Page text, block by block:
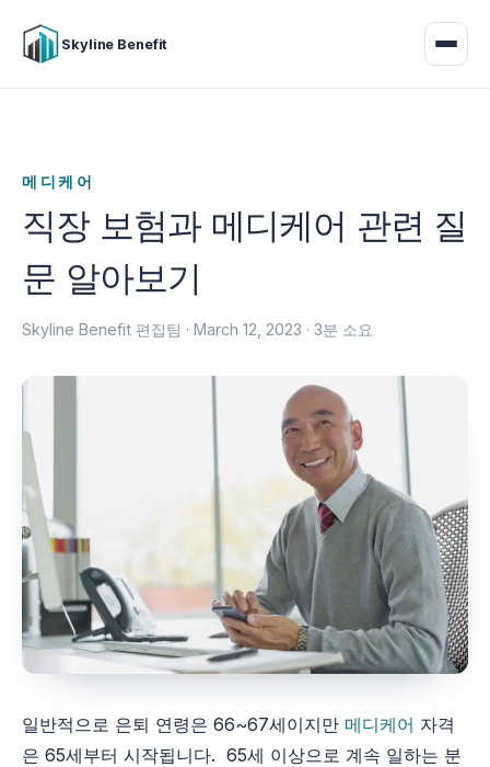
Skyline Benefit
메디케어
직장 보험과 메디케어 관련 질
문 알아보기
Skyline Benefit 편집팀 ·March 12, 2023 · 3분 소요
일반적으로 은퇴 연령은 66~67세이지만 메디케어 자격
은 65세부터 시작됩니다. 65세 이상으로 계속 일하는 분